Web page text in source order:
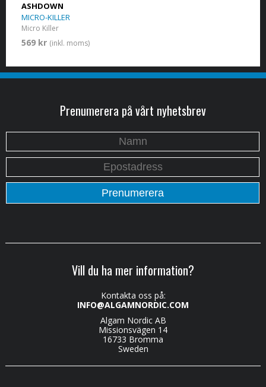
ASHDOWN
MICRO-KILLER
Micro Killer
569 kr (inkl. moms)
Prenumerera på vårt nyhetsbrev
Vill du ha mer information?
Kontakta oss på:
INFO@ALGAMNORDIC.COM
Algam Nordic AB
Missionsvägen 14
16733 Bromma
Sweden